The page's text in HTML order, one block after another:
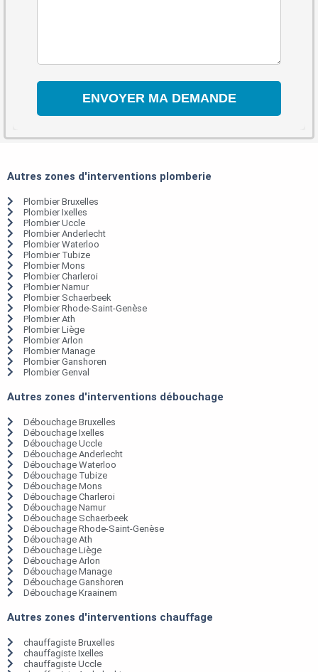
Autres zones d'interventions plomberie
Plombier Bruxelles
Plombier Ixelles
Plombier Uccle
Plombier Anderlecht
Plombier Waterloo
Plombier Tubize
Plombier Mons
Plombier Charleroi
Plombier Namur
Plombier Schaerbeek
Plombier Rhode-Saint-Genèse
Plombier Ath
Plombier Liège
Plombier Arlon
Plombier Manage
Plombier Ganshoren
Plombier Genval
Autres zones d'interventions débouchage
Débouchage Bruxelles
Débouchage Ixelles
Débouchage Uccle
Débouchage Anderlecht
Débouchage Waterloo
Débouchage Tubize
Débouchage Mons
Débouchage Charleroi
Débouchage Namur
Débouchage Schaerbeek
Débouchage Rhode-Saint-Genèse
Débouchage Ath
Débouchage Liège
Débouchage Arlon
Débouchage Manage
Débouchage Ganshoren
Débouchage Kraainem
Autres zones d'interventions chauffage
chauffagiste Bruxelles
chauffagiste Ixelles
chauffagiste Uccle